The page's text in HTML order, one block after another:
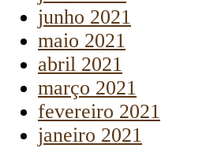
junho 2021
maio 2021
abril 2021
março 2021
fevereiro 2021
janeiro 2021